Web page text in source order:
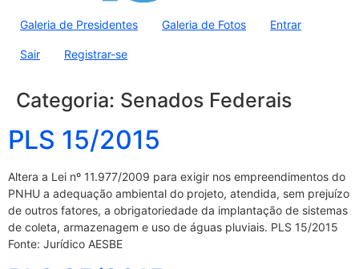
Galeria de Presidentes Galeria de Fotos Entrar
Sair Registrar-se
Categoria: Senados Federais
PLS 15/2015
Altera a Lei nº 11.977/2009 para exigir nos empreendimentos do
PNHU a adequação ambiental do projeto, atendida, sem prejuízo
de outros fatores, a obrigatoriedade da implantação de sistemas
de coleta, armazenagem e uso de águas pluviais. PLS 15/2015
Fonte: Jurídico AESBE